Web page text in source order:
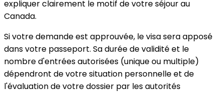
expliquer clairement le motif de votre séjour au
Canada.
Si votre demande est approuvée, le visa sera apposé
dans votre passeport. Sa durée de validité et le
nombre d'entrées autorisées (unique ou multiple)
dépendront de votre situation personnelle et de
l'évaluation de votre dossier par les autorités